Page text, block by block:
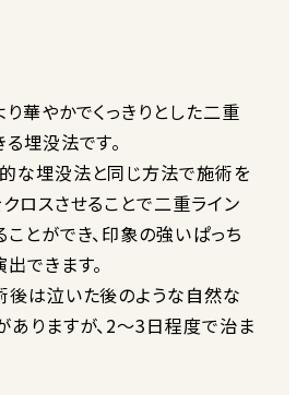
華やかでくっきりとした二重
埋没法です。
な埋没法と同じ方法で施術を
ロスさせることで二重ライン
とができ、印象の強いぱっち
できます。
後は泣いた後のような自然な
ありますが、2〜3日程度で治ま